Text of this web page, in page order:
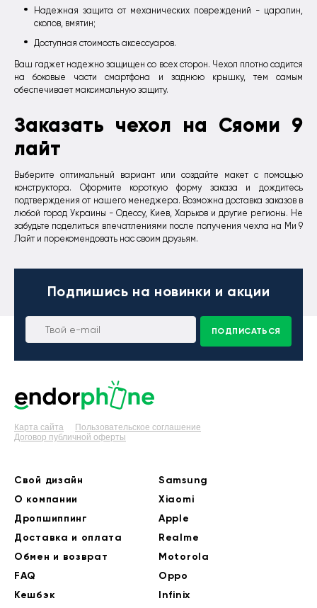
Надежная защита от механических повреждений - царапин,
сколов, вмятин;
Доступная стоимость аксессуаров.
Ваш гаджет надежно защищен со всех сторон. Чехол плотно садится
на боковые части смартфона и заднюю крышку, тем самым
обеспечивает максимальную защиту.
Заказать чехол на Сяоми 9
лайт
Выберите оптимальный вариант или создайте макет с помощью
конструктора. Оформите короткую форму заказа и дождитесь
подтверждения от нашего менеджера. Возможна доставка заказов в
любой город Украины - Одессу, Киев, Харьков и другие регионы. Не
забудьте поделиться впечатлениями после получения чехла на Ми 9
Лайт и порекомендовать нас своим друзьям.
Подпишись на новинки и акции
ПОДПИСАТЬСЯ
Карта сайта
Пользовательское соглашение
Договор публичной оферты
Свой дизайн
О компании
Дропшиппинг
Доставка и оплата
Обмен и возврат
FAQ
Кешбэк
Samsung
Xiaomi
Apple
Realme
Motorola
Oppo
Infinix